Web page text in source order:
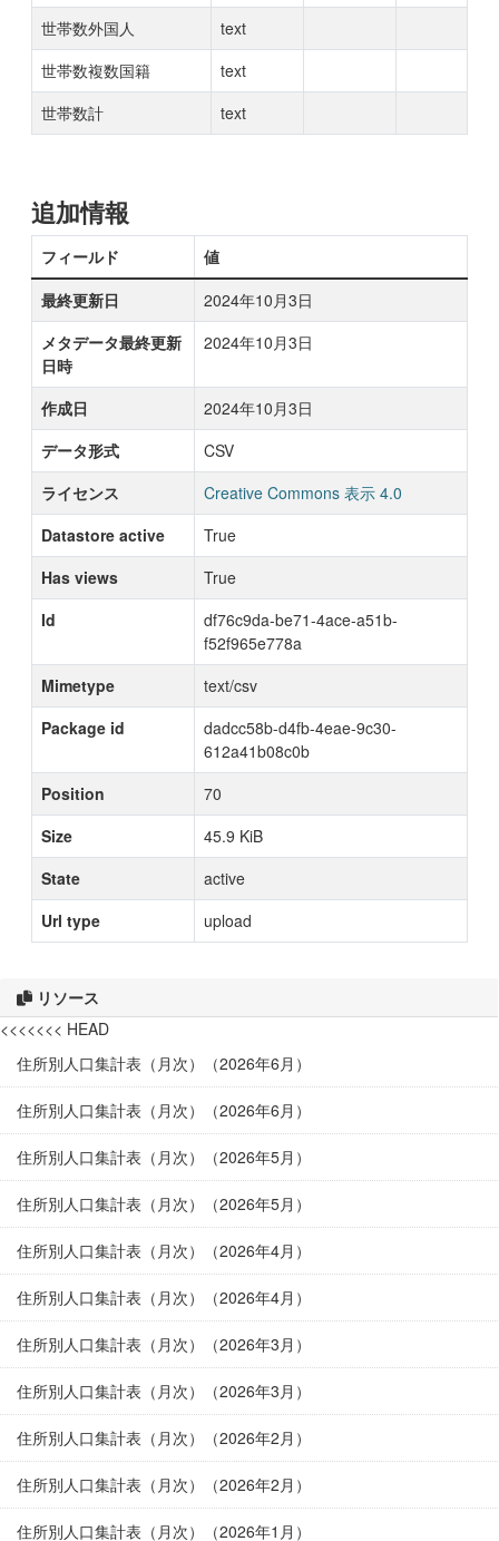
リソース
<<<<<<< HEAD
住所別人口集計表（月次）（2026年6月）
住所別人口集計表（月次）（2026年6月）
住所別人口集計表（月次）（2026年5月）
住所別人口集計表（月次）（2026年5月）
住所別人口集計表（月次）（2026年4月）
住所別人口集計表（月次）（2026年4月）
住所別人口集計表（月次）（2026年3月）
住所別人口集計表（月次）（2026年3月）
住所別人口集計表（月次）（2026年2月）
住所別人口集計表（月次）（2026年2月）
住所別人口集計表（月次）（2026年1月）
世帯数外国人
text
世帯数複数国籍
text
世帯数計
text
追加情報
フィールド
値
最終更新日
2024年10月3日
メタデータ最終更新
日時
2024年10月3日
作成日
2024年10月3日
データ形式
CSV
ライセンス
Creative Commons 表示 4.0
Datastore active
True
Has views
True
Id
df76c9da-be71-4ace-a51b-
f52f965e778a
Mimetype
text/csv
Package id
dadcc58b-d4fb-4eae-9c30-
612a41b08c0b
Position
70
Size
45.9 KiB
State
active
Url type
upload